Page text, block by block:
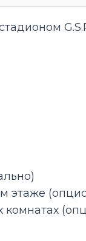
этаже